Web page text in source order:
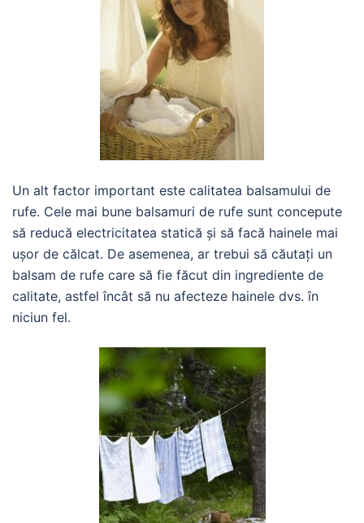
Un alt factor important este calitatea balsamului de
rufe. Cele mai bune balsamuri de rufe sunt concepute
să reducă electricitatea statică și să facă hainele mai
ușor de călcat. De asemenea, ar trebui să căutați un
balsam de rufe care să fie făcut din ingrediente de
calitate, astfel încât să nu afecteze hainele dvs. în
niciun fel.